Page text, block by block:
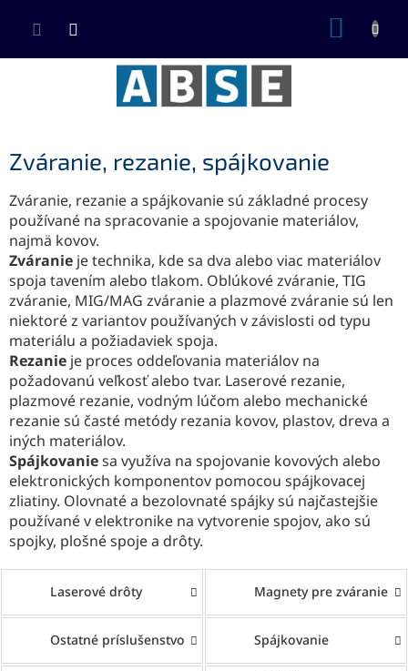
Zváranie, rezanie, spájkovanie
Zváranie, rezanie a spájkovanie sú základné procesy
používané na spracovanie a spojovanie materiálov,
najmä kovov.
Zváranie je technika, kde sa dva alebo viac materiálov
spoja tavením alebo tlakom. Oblúkové zváranie, TIG
zváranie, MIG/MAG zváranie a plazmové zváranie sú len
niektoré z variantov používaných v závislosti od typu
materiálu a požiadaviek spoja.
Rezanie je proces oddeľovania materiálov na
požadovanú veľkosť alebo tvar. Laserové rezanie,
plazmové rezanie, vodným lúčom alebo mechanické
rezanie sú časté metódy rezania kovov, plastov, dreva a
iných materiálov.
Spájkovaniesa využíva na spojovanie kovových alebo
elektronických komponentov pomocou spájkovacej
zliatiny. Olovnaté a bezolovnaté spájky sú najčastejšie
používané v elektronike na vytvorenie spojov, ako sú
spojky, plošné spoje a drôty.
Laserové drôty Magnety pre zváranie
Ostatné príslušenstvo Spájkovanie